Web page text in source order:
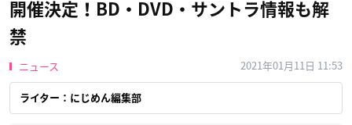
開催決定！BD・DVD・サントラ情報も解
禁
ニュース 2021年01月11日 11:53
ライター：にじめん編集部